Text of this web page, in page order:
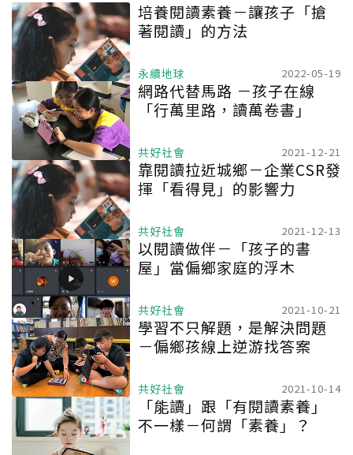
培養閱讀素養－讓孩子「搶
著閱讀」的方法
永續地球 2022-05-19
網路代替馬路 －孩子在線
「行萬里路，讀萬卷書」
共好社會 2021-12-21
靠閱讀拉近城鄉－企業CSR發
揮「看得見」的影響力
共好社會 2021-12-13
以閱讀做伴－「孩子的書
屋」當偏鄉家庭的浮木
共好社會 2021-10-21
學習不只解題，是解決問題
－偏鄉孩線上逆游找答案
共好社會 2021-10-14
「能讀」跟「有閱讀素養」
不一樣－何謂「素養」？